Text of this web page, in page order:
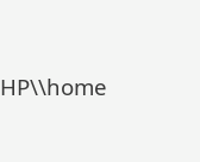
HP\\home